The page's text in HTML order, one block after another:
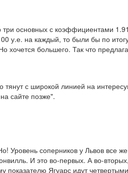
основных с коэффициентами
у.е. на каждый, то были бы по
большего. Так что
тянут с широкой линией на
сайте позже".
Уровень соперников у Львов все
И это во-первых. А во-
Ягуарс идут